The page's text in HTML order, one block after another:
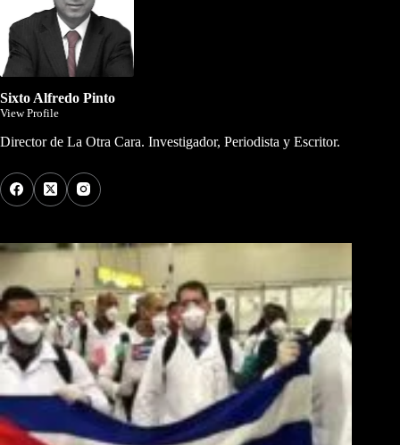
Sixto Alfredo Pinto
View Profile
Director de La Otra Cara. Investigador, Periodista y Escritor.